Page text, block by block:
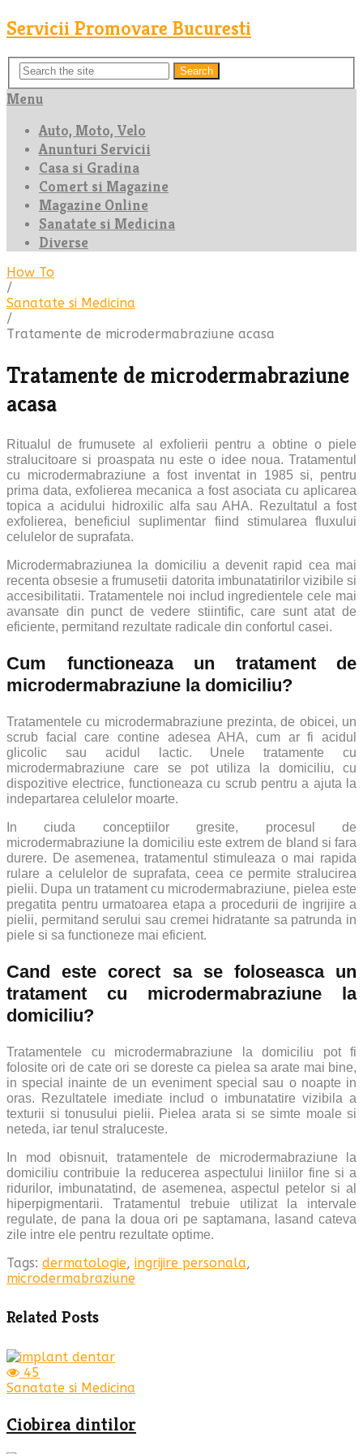
Servicii Promovare Bucuresti
Search
Menu
Auto, Moto, Velo
Anunturi Servicii
Casa si Gradina
Comert si Magazine
Magazine Online
Sanatate si Medicina
Diverse
How To
/
Sanatate si Medicina
/
Tratamente de microdermabraziune acasa
Tratamente de microdermabraziune
acasa
Ritualul de frumusete al exfolierii pentru a obtine o piele
stralucitoare si proaspata nu este o idee noua. Tratamentul
cu microdermabraziune a fost inventat in 1985 si, pentru
prima data, exfolierea mecanica a fost asociata cu aplicarea
topica a acidului hidroxilic alfa sau AHA. Rezultatul a fost
exfolierea, beneficiul suplimentar fiind stimularea fluxului
celulelor de suprafata.
Microdermabraziunea la domiciliu a devenit rapid cea mai
recenta obsesie a frumusetii datorita imbunatatirilor vizibile si
accesibilitatii. Tratamentele noi includ ingredientele cele mai
avansate din punct de vedere stiintific, care sunt atat de
eficiente, permitand rezultate radicale din confortul casei.
Cum functioneaza un tratament de
microdermabraziune la domiciliu?
Tratamentele cu microdermabraziune prezinta, de obicei, un
scrub facial care contine adesea AHA, cum ar fi acidul
glicolic sau acidul lactic. Unele tratamente cu
microdermabraziune care se pot utiliza la domiciliu, cu
dispozitive electrice, functioneaza cu scrub pentru a ajuta la
indepartarea celulelor moarte.
In ciuda conceptiilor gresite, procesul de
microdermabraziune la domiciliu este extrem de bland si fara
durere. De asemenea, tratamentul stimuleaza o mai rapida
rulare a celulelor de suprafata, ceea ce permite stralucirea
pielii. Dupa un tratament cu microdermabraziune, pielea este
pregatita pentru urmatoarea etapa a procedurii de ingrijire a
pielii, permitand serului sau cremei hidratante sa patrunda in
piele si sa functioneze mai eficient.
Cand este corect sa se foloseasca un
tratament cu microdermabraziune la
domiciliu?
Tratamentele cu microdermabraziune la domiciliu pot fi
folosite ori de cate ori se doreste ca pielea sa arate mai bine,
in special inainte de un eveniment special sau o noapte in
oras. Rezultatele imediate includ o imbunatatire vizibila a
texturii si tonusului pielii. Pielea arata si se simte moale si
neteda, iar tenul straluceste.
In mod obisnuit, tratamentele de microdermabraziune la
domiciliu contribuie la reducerea aspectului liniilor fine si a
ridurilor, imbunatatind, de asemenea, aspectul petelor si al
hiperpigmentarii. Tratamentul trebuie utilizat la intervale
regulate, de pana la doua ori pe saptamana, lasand cateva
zile intre ele pentru rezultate optime.
Tags: dermatologie, ingrijire personala,
microdermabraziune
Related Posts
45
Sanatate si Medicina
Ciobirea dintilor